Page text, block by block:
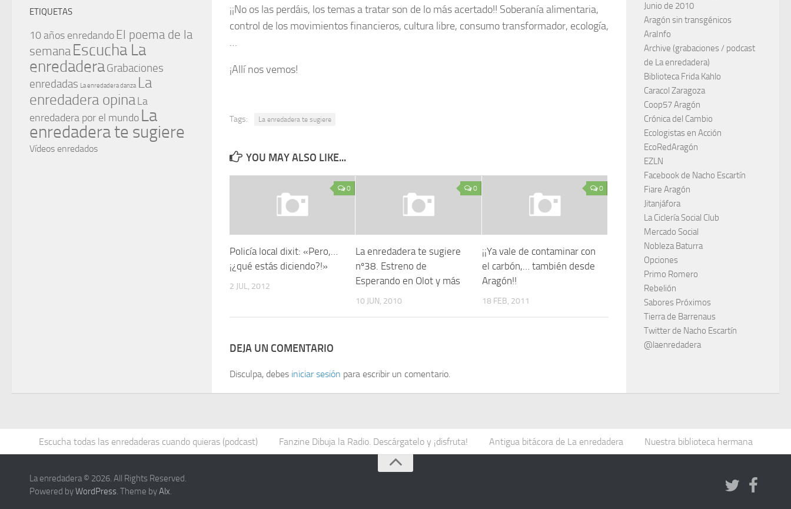
¡¡No os las perdáis, los temas a tratar son de lo más acertado!! Soberanía alimentaria,
control de los movimientos financieros, cultura libre, consumo transformador, ecología,
…
¡Allí nos vemos!
Tags: La enredadera te sugiere
YOU MAY ALSO LIKE...
0
Policía local dixit: «Pero,…
¡¿qué estás diciendo?!»
2 JUL, 2012
0
La enredadera te sugiere
nº38. Estreno de
Esperando en Olot y más
10 JUN, 2010
0
¡¡Ya vale de contaminar con
el carbón,… también desde
Aragón!!
18 FEB, 2011
DEJA UN COMENTARIO
Disculpa, debes iniciar sesión para escribir un comentario.
ETIQUETAS
10 años enredando El poema de la
semana Escucha La
enredaderaGrabaciones
enredadas La enredadera danza La
enredadera opina La
enredadera por el mundo La
enredadera te sugiere
Vídeos enredados
Junio de 2010
Aragón sin transgénicos
AraInfo
Archive (grabaciones / podcast
de La enredadera)
Biblioteca Frida Kahlo
Caracol Zaragoza
Coop57 Aragón
Crónica del Cambio
Ecologistas en Acción
EcoRedAragón
EZLN
Facebook de Nacho Escartín
Fiare Aragón
Jitanjáfora
La Ciclería Social Club
Mercado Social
Nobleza Baturra
Opciones
Primo Romero
Rebelión
Sabores Próximos
Tierra de Barrenaus
Twitter de Nacho Escartín
@laenredadera
Escucha todas las enredaderas cuando quieras (podcast) Fanzine Dibuja la Radio. Descárgatelo y ¡disfruta! Antigua bitácora de La enredadera Nuestra biblioteca hermana
La enredadera © 2026. All Rights Reserved.
Powered byWordPress. Theme byAlx.